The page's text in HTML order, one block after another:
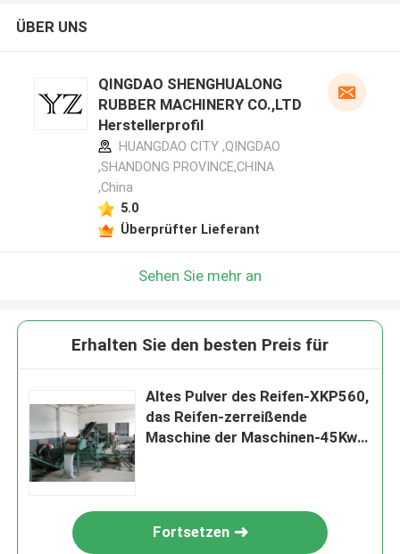
ÜBER UNS
QINGDAO SHENGHUALONG
RUBBER MACHINERY CO.,LTD
Herstellerprofil
HUANGDAO CITY ,QINGDAO
,SHANDONG PROVINCE,CHINA
,China
5.0
Überprüfter Lieferant
Sehen Sie mehr an
Erhalten Sie den besten Preis für
Altes Pulver des Reifen-XKP560,
das Reifen-zerreißende
Maschine der Maschinen-45Kw
Fortsetzen